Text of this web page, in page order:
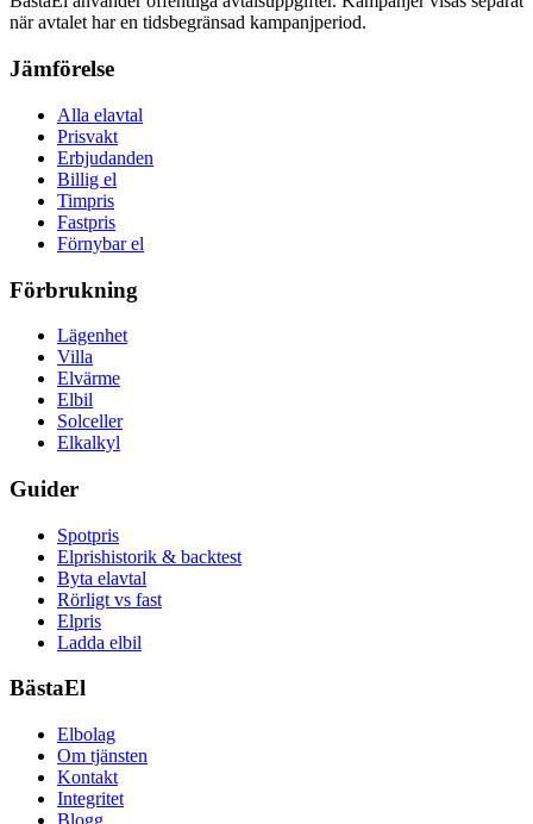
när avtalet har en tidsbegränsad kampanjperiod.
Jämförelse
Alla elavtal
Prisvakt
Erbjudanden
Billig el
Timpris
Fastpris
Förnybar el
Förbrukning
Lägenhet
Villa
Elvärme
Elbil
Solceller
Elkalkyl
Guider
Spotpris
Elprishistorik & backtest
Byta elavtal
Rörligt vs fast
Elpris
Ladda elbil
BästaEl
Elbolag
Om tjänsten
Kontakt
Integritet
Blogg